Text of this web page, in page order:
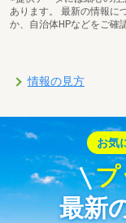
あります。 最新の情報に
か、自治体HPなどをご確
情報の見方
お気
プ
最新